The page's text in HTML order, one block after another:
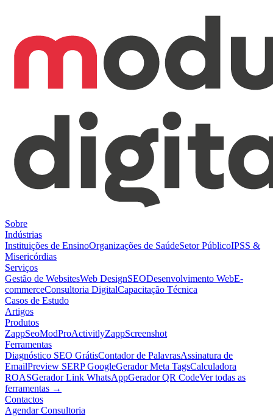
Sobre
Indústrias
Instituições de EnsinoOrganizações de SaúdeSetor PúblicoIPSS &
Misericórdias
Serviços
Gestão de WebsitesWeb DesignSEODesenvolvimento WebE-
commerceConsultoria DigitalCapacitação Técnica
Casos de Estudo
Artigos
Produtos
ZappSeoModProActivitlyZappScreenshot
Ferramentas
Diagnóstico SEO GrátisContador de PalavrasAssinatura de
EmailPreview SERP GoogleGerador Meta TagsCalculadora
ROASGerador Link WhatsAppGerador QR CodeVer todas as
ferramentas →
Contactos
Agendar Consultoria